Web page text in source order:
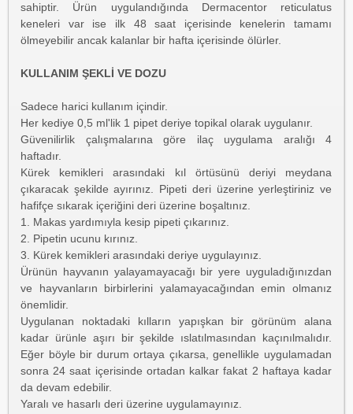
sahiptir. Ürün uygulandığında Dermacentor reticulatus
keneleri var ise ilk 48 saat içerisinde kenelerin tamamı
ölmeyebilir ancak kalanlar bir hafta içerisinde ölürler.
KULLANIM ŞEKLİ VE DOZU
Sadece harici kullanım içindir.
Her kediye 0,5 ml'lik 1 pipet deriye topikal olarak uygulanır.
Güvenilirlik çalışmalarına göre ilaç uygulama aralığı 4
haftadır.
Kürek kemikleri arasındaki kıl örtüsünü deriyi meydana
çıkaracak şekilde ayırınız. Pipeti deri üzerine yerleştiriniz ve
hafifçe sıkarak içeriğini deri üzerine boşaltınız.
1. Makas yardımıyla kesip pipeti çıkarınız.
2. Pipetin ucunu kırınız.
3. Kürek kemikleri arasındaki deriye uygulayınız.
Ürünün hayvanın yalayamayacağı bir yere uyguladığınızdan
ve hayvanların birbirlerini yalamayacağından emin olmanız
önemlidir.
Uygulanan noktadaki kılların yapışkan bir görünüm alana
kadar ürünle aşırı bir şekilde ıslatılmasından kaçınılmalıdır.
Eğer böyle bir durum ortaya çıkarsa, genellikle uygulamadan
sonra 24 saat içerisinde ortadan kalkar fakat 2 haftaya kadar
da devam edebilir.
Yaralı ve hasarlı deri üzerine uygulamayınız.